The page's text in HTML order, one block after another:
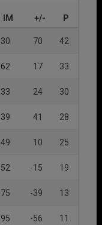
IM +/- P
30 70 42
62 17 33
33 24 30
39 41 28
49 10 25
52 -15 19
75 -39 13
95 -56 11